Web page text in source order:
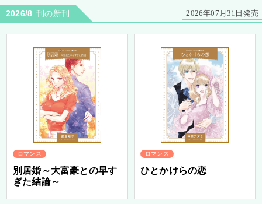
2026/8 刊の新刊 2026年07月31日発売
ロマンス
別居婚～大富豪との早す
ぎた結論～
ロマンス
ひとかけらの恋